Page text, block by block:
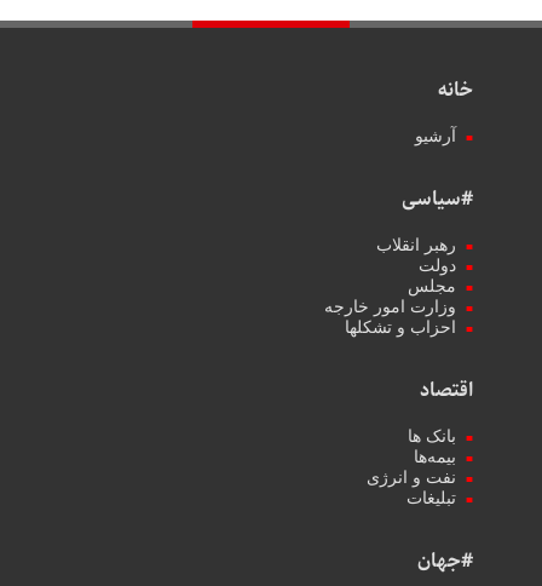
خانه
آرشیو
#سیاسی
رهبر انقلاب
دولت
مجلس
وزارت امور خارجه
احزاب و تشکلها
اقتصاد
بانک ها
بیمه‌ها
نفت و انرژی
تبلیغات
#جهان